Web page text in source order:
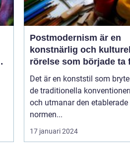
Postmodernism är en
konstnärlig och
rörelse som började ta
under 1960-talet och
fortsatte att växa i
popularitet under de
Det är en konststil som
de traditionella
och utmanar den etablerade
normen...
17 januari 2024